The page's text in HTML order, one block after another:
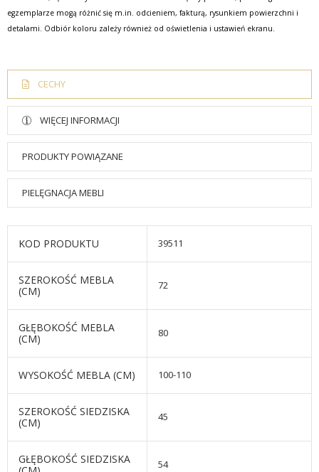
egzemplarze mogą różnić się m.in. odcieniem, fakturą, rysunkiem powierzchni i
detalami. Odbiór koloru zależy również od oświetlenia i ustawień ekranu.
CECHY
WIĘCEJ INFORMACJI
PRODUKTY POWIĄZANE
PIELĘGNACJA MEBLI
KOD PRODUKTU 39511
SZEROKOŚĆ MEBLA
(CM)
72
GŁĘBOKOŚĆ MEBLA
(CM)
80
WYSOKOŚĆ MEBLA (CM) 100-110
SZEROKOŚĆ SIEDZISKA
(CM)
45
GŁĘBOKOŚĆ SIEDZISKA
54